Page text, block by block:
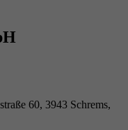
60, 3943 Schrems,